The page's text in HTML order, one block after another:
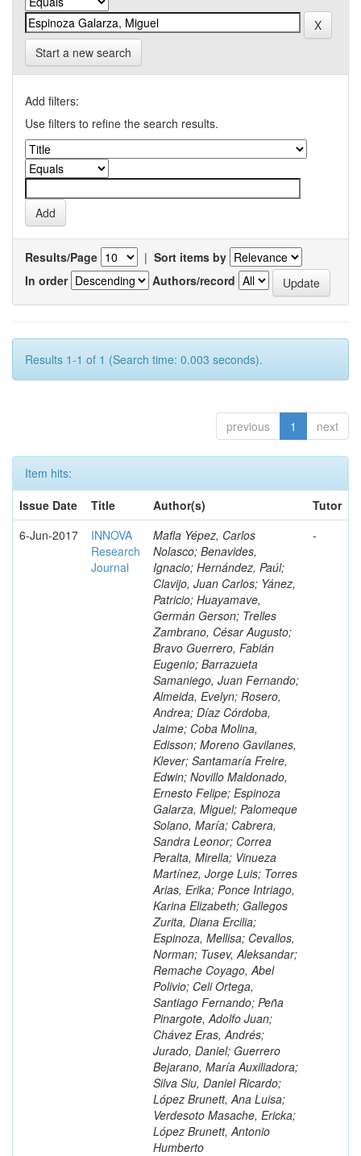
Start a new search
Add filters:
Use filters to refine the search results.
Results/Page | Sort items by
In order
Authors/record
Results 1-1 of 1 (Search time: 0.003 seconds).
previous 1 next
Item hits:
Issue Date
Title Author(s)
Tutor
6-Jun-2017
INNOVA
Research
Journal
Mafla Yépez, Carlos
Nolasco; Benavides,
Ignacio; Hernández, Paúl;
Clavijo, Juan Carlos; Yánez,
Patricio; Huayamave,
Germán Gerson; Trelles
Zambrano, César Augusto;
Bravo Guerrero, Fabián
Eugenio; Barrazueta
Samaniego, Juan Fernando;
Almeida, Evelyn; Rosero,
Andrea; Díaz Córdoba,
Jaime; Coba Molina,
Edisson; Moreno Gavilanes,
Klever; Santamaría Freire,
Edwin; Novillo Maldonado,
Ernesto Felipe; Espinoza
Galarza, Miguel; Palomeque
Solano, María; Cabrera,
Sandra Leonor; Correa
Peralta, Mirella; Vinueza
Martínez, Jorge Luis; Torres
Arias, Erika; Ponce Intriago,
Karina Elizabeth; Gallegos
Zurita, Diana Ercilia;
Espinoza, Mellisa; Cevallos,
Norman; Tusev, Aleksandar;
Remache Coyago, Abel
Polivio; Celi Ortega,
Santiago Fernando; Peña
Pinargote, Adolfo Juan;
Chávez Eras, Andrés;
Jurado, Daniel; Guerrero
Bejarano, María Auxiliadora;
Silva Siu, Daniel Ricardo;
López Brunett, Ana Luisa;
Verdesoto Masache, Ericka;
López Brunett, Antonio
Humberto
-